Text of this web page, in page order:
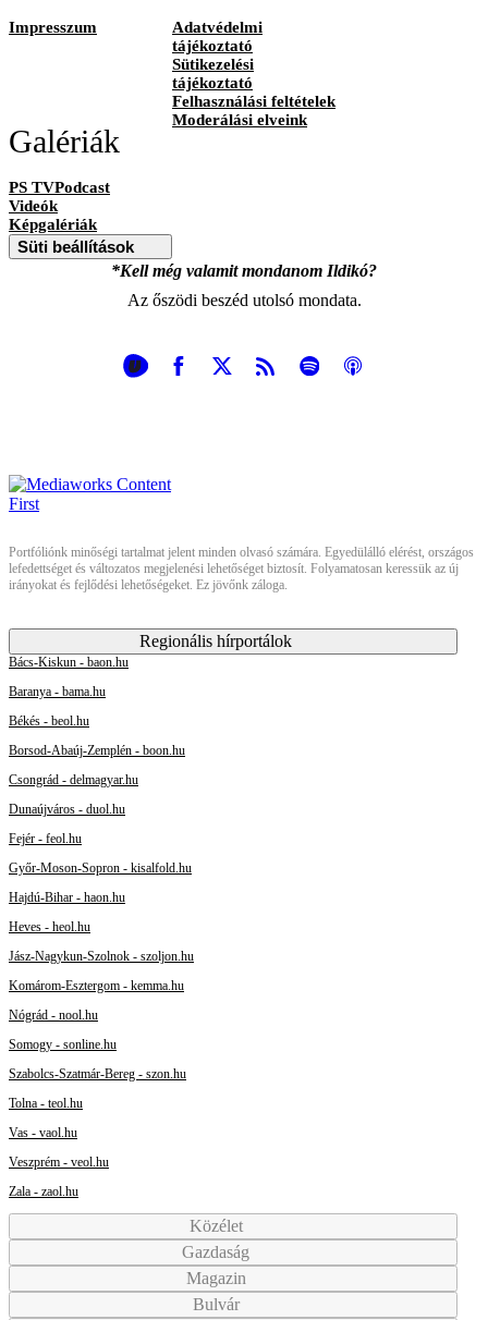
Impresszum
Adatvédelmi
tájékoztató
Sütikezelési
tájékoztató
Felhasználási feltételek
Moderálási elveink
Galériák
PS TVPodcast
Videók
Képgalériák
Süti beállítások
*Kell még valamit mondanom Ildikó?
Az őszödi beszéd utolsó mondata.
Portfóliónk minőségi tartalmat jelent minden olvasó számára. Egyedülálló elérést, országos
lefedettséget és változatos megjelenési lehetőséget biztosít. Folyamatosan keressük az új
irányokat és fejlődési lehetőségeket. Ez jövőnk záloga.
Regionális hírportálok
Bács-Kiskun - baon.hu
Baranya - bama.hu
Békés - beol.hu
Borsod-Abaúj-Zemplén - boon.hu
Csongrád - delmagyar.hu
Dunaújváros - duol.hu
Fejér - feol.hu
Győr-Moson-Sopron - kisalfold.hu
Hajdú-Bihar - haon.hu
Heves - heol.hu
Jász-Nagykun-Szolnok - szoljon.hu
Komárom-Esztergom - kemma.hu
Nógrád - nool.hu
Somogy - sonline.hu
Szabolcs-Szatmár-Bereg - szon.hu
Tolna - teol.hu
Vas - vaol.hu
Veszprém - veol.hu
Zala - zaol.hu
Közélet
Gazdaság
Magazin
Bulvár